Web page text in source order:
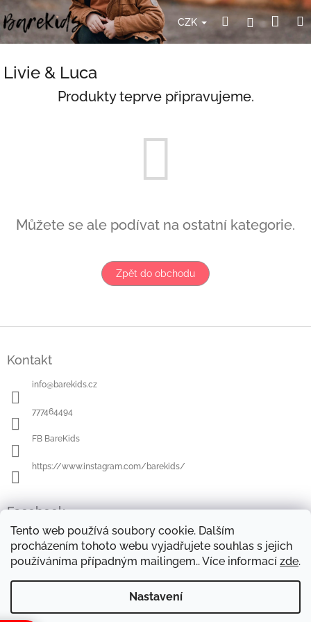
Tento web používá soubory cookie. Dalším
procházením tohoto webu vyjadřujete souhlas s jejich
používáníma případným mailingem.. Více informací zde.
Nastavení
Přejít
na
obsah
CZK HledatPřihlášení
Livie & Luca
Produkty teprve připravujeme.
Můžete se ale podívat na ostatní kategorie.
Zpět do obchodu
Kontakt
info@barekids.cz
777464494
FB BareKids
https://www.instagram.com/barekids/
Facebook
FORMULÁŘE KE STAŽENÍ